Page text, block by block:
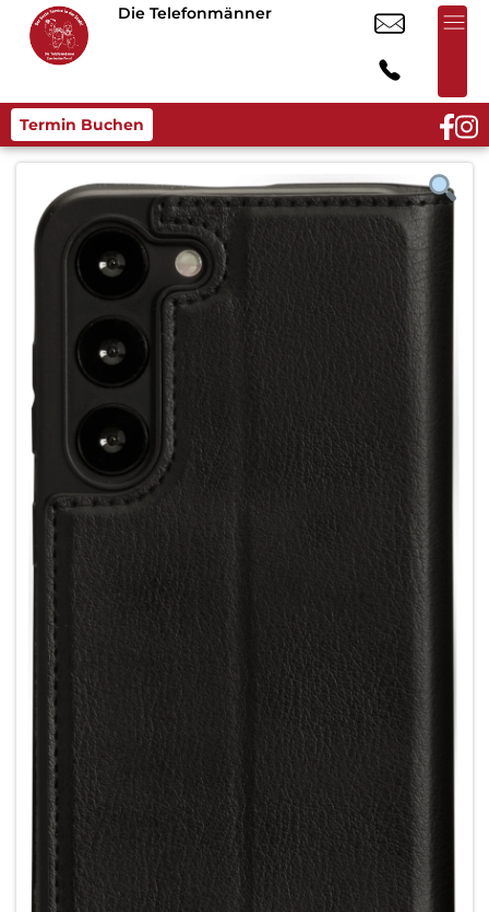
Die Telefonmänner
Termin Buchen